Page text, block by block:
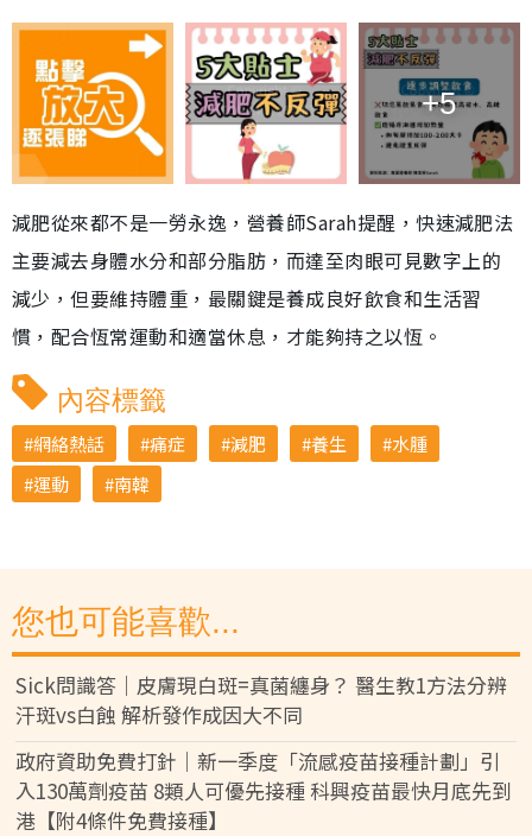
+5
減肥從來都不是一勞永逸，營養師Sarah提醒，快速減肥法
主要減去身體水分和部分脂肪，而達至肉眼可見數字上的
減少，但要維持體重，最關鍵是養成良好飲食和生活習
慣，配合恆常運動和適當休息，才能夠持之以恆。
內容標籤
網絡熱話 痛症 減肥 養生
水腫
運動
南韓
您也可能喜歡...
Sick問識答｜皮膚現白斑=真菌纏身？ 醫生教1方法分辨
汗斑vs白蝕 解析發作成因大不同
政府資助免費打針｜新一季度「流感疫苗接種計劃」引
入130萬劑疫苗 8類人可優先接種 科興疫苗最快月底先到
港【附4條件免費接種】